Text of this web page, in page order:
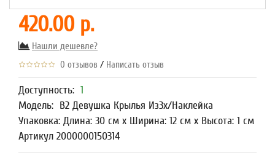
420.00 р.
Нашли дешевле?
0 отзывов / Написать отзыв
Доступность: 1
Модель: В2 Девушка Крылья Из3х/Наклейка
Упаковка: Длина: 30 см x Ширина: 12 см x Высота: 1 см
Артикул 2000000150314